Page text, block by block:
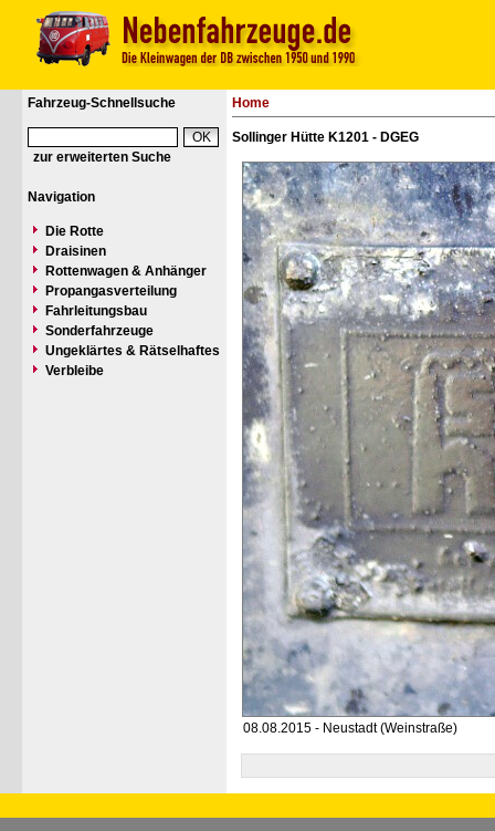
Fahrzeug-Schnellsuche
zur erweiterten Suche
Navigation
Die Rotte
Draisinen
Rottenwagen & Anhänger
Propangasverteilung
Fahrleitungsbau
Sonderfahrzeuge
Ungeklärtes & Rätselhaftes
Verbleibe
Home
Sollinger Hütte K1201 - DGEG
08.08.2015 - Neustadt (Weinstraße)